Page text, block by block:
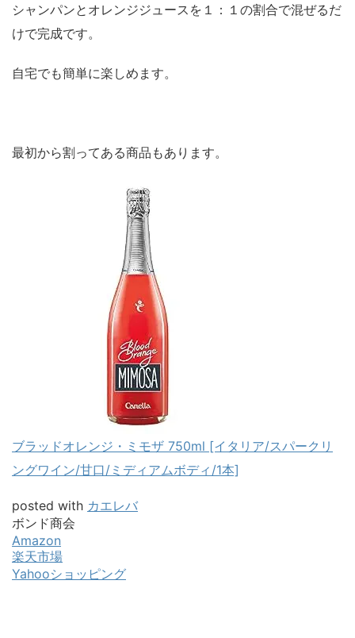
シャンパンとオレンジジュースを１：１の割合で混ぜるだ
けで完成です。
自宅でも簡単に楽しめます。
最初から割ってある商品もあります。
ブラッドオレンジ・ミモザ 750ml [イタリア/スパークリ
ングワイン/甘口/ミディアムボディ/1本]
posted with カエレバ
ボンド商会
Amazon
楽天市場
Yahooショッピング